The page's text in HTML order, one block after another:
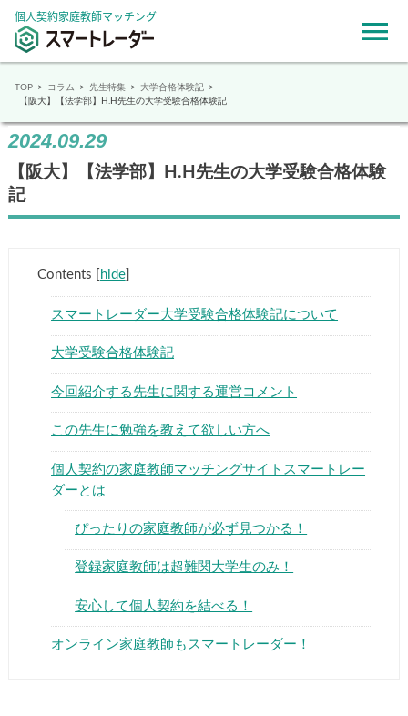
個人契約家庭教師マッチング
▶
TOP コラム 先生特集
大学合格体験記
【阪大】【法学部】H.H先生の大学受験合格体験記
2024.09.29
【阪大】【法学部】H.H先生の大学受験合格体験
記
Contents hide]
スマートレーダー大学受験合格体験記について
大学受験合格体験記
今回紹介する先生に関する運営コメント
この先生に勉強を教えて欲しい方へ
個人契約の家庭教師マッチングサイトスマートレー
ダーとは
ぴったりの家庭教師が必ず見つかる！
登録家庭教師は超難関大学生のみ！
安心して個人契約を結べる！
オンライン家庭教師もスマートレーダー！